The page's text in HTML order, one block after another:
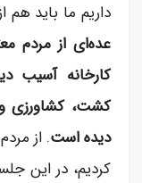
داریم ما باید هم
عده‌ای از مردم
کارخانه آسیب
کشت، کشاورزی
دیده است. از
کردیم، در این